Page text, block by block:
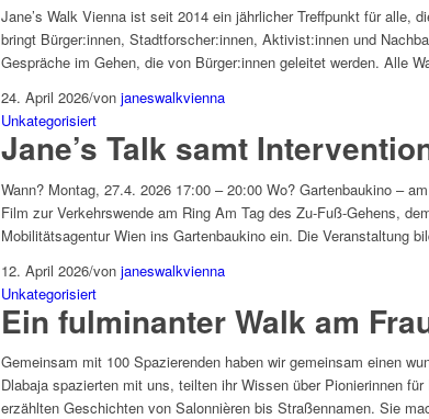
Jane’s Walk Vienna ist seit 2014 ein jährlicher Treffpunkt für alle,
bringt Bürger:innen, Stadtforscher:innen, Aktivist:innen und
Gespräche im Gehen, die von Bürger:innen geleitet werden. Alle
24. April 2026/von janeswalkvienna
Unkategorisiert
Jane’s Talk samt
Wann? Montag, 27.4. 2026 17:00 – 20:00 Wo? Gartenbaukino –
Film zur Verkehrswende am Ring Am Tag des Zu-Fuß-Gehens,
Mobilitätsagentur Wien ins Gartenbaukino ein. Die Veranstaltung
12. April 2026/von janeswalkvienna
Unkategorisiert
Ein fulminanter Walk am
Gemeinsam mit 100 Spazierenden haben wir gemeinsam einen
Dlabaja spazierten mit uns, teilten ihr Wissen über Pionierinnen
erzählten Geschichten von Salonnièren bis Straßennamen. Sie